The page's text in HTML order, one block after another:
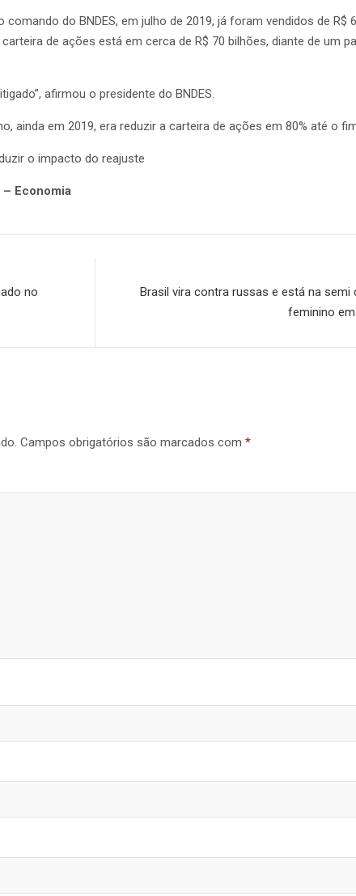
do BNDES, em julho de 2019, já foram vendidos de R$
de ações está em cerca de R$ 70 bilhões, diante de um
afirmou o presidente do BNDES.
ainda em 2019, era reduzir a carteira de ações em 80% até o
o impacto do reajuste
– Economia
no
Brasil vira contra russas e está na semi
feminino
Campos obrigatórios são marcados com *